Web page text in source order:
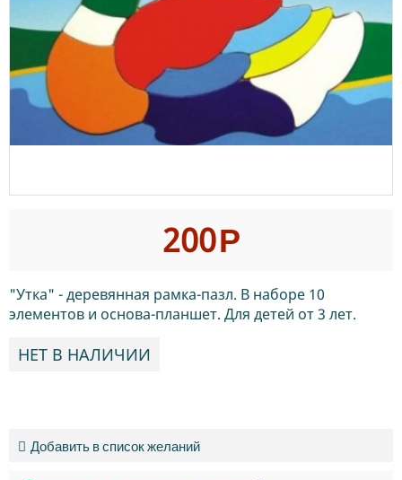
200Р
"Утка" - деревянная рамка-пазл. В наборе 10
элементов и основа-планшет. Для детей от 3 лет.
НЕТ В НАЛИЧИИ
Добавить в список желаний